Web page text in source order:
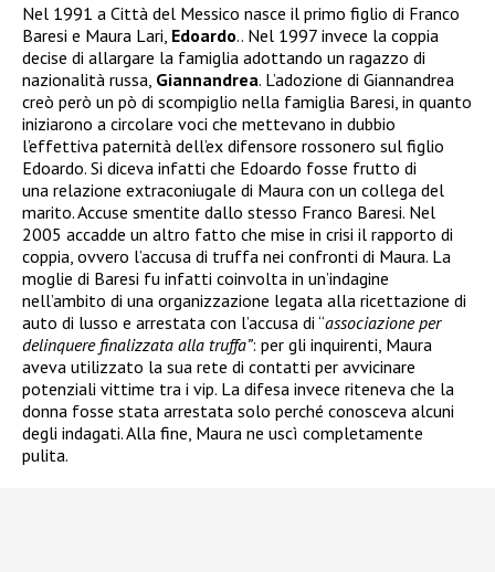
Nel 1991 a Città del Messico nasce il primo figlio di Franco
Baresi e Maura Lari, Edoardo.. Nel 1997 invece la coppia
decise di allargare la famiglia adottando un ragazzo di
nazionalità russa, Giannandrea. L’adozione di Giannandrea
creò però un pò di scompiglio nella famiglia Baresi, in quanto
iniziarono a circolare voci che mettevano in dubbio
l’effettiva paternità dell’ex difensore rossonero sul figlio
Edoardo. Si diceva infatti che Edoardo fosse frutto di
una relazione extraconiugale di Maura con un collega del
marito. Accuse smentite dallo stesso Franco Baresi. Nel
2005 accadde un altro fatto che mise in crisi il rapporto di
coppia, ovvero l’accusa di truffa nei confronti di Maura. La
moglie di Baresi fu infatti coinvolta in un’indagine
nell’ambito di una organizzazione legata alla ricettazione di
auto di lusso e arrestata con l’accusa di “associazione per
delinquere finalizzata alla truffa”: per gli inquirenti, Maura
aveva utilizzato la sua rete di contatti per avvicinare
potenziali vittime tra i vip. La difesa invece riteneva che la
donna fosse stata arrestata solo perché conosceva alcuni
degli indagati. Alla fine, Maura ne uscì completamente
pulita.